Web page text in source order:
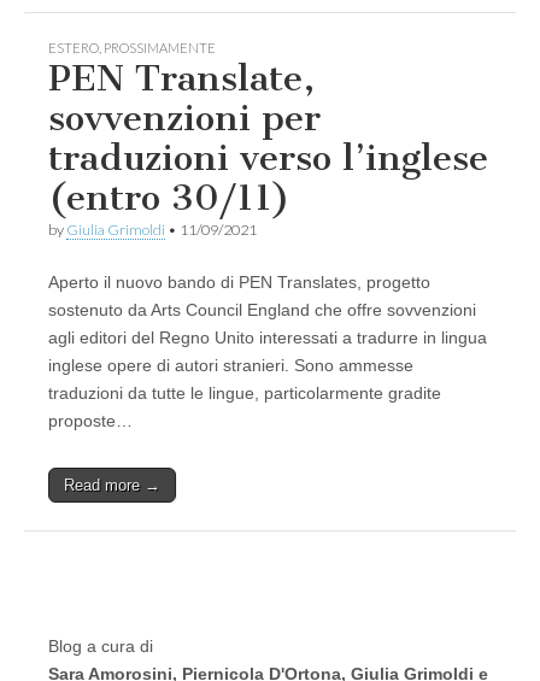
ESTERO PROSSIMAMENTE
PEN Translate,
sovvenzioni per
traduzioni verso l’inglese
(entro 30/11)
by Giulia Grimoldi • 11/09/2021
Aperto il nuovo bando di PEN Translates, progetto
sostenuto da Arts Council England che offre sovvenzioni
agli editori del Regno Unito interessati a tradurre in lingua
inglese opere di autori stranieri. Sono ammesse
traduzioni da tutte le lingue, particolarmente gradite
proposte…
Read more →
Blog a cura di
Sara Amorosini, Piernicola D'Ortona, Giulia Grimoldi e